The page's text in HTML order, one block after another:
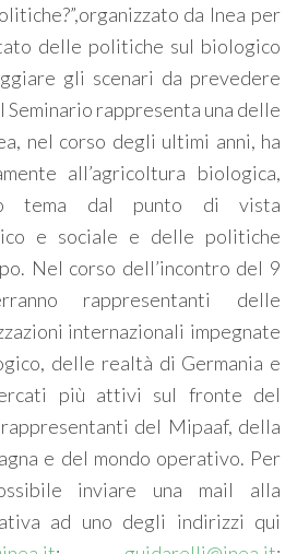
da Inea per
delle politiche sul biologico
gli scenari da prevedere
Seminario rappresenta una delle
nel corso degli ultimi anni, ha
all’agricoltura biologica,
tema dal punto di vista
e sociale e delle politiche
Nel corso dell’incontro del 9
rappresentanti delle
internazionali impegnate
delle realtà di Germania e
più attivi sul fronte del
del Mipaaf, della
e del mondo operativo. Per
inviare una mail alla
ad uno degli indirizzi qui